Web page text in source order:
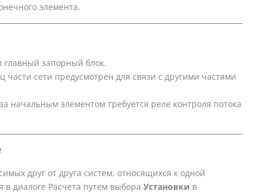
элемента.
запорный блок.
сети предусмотрен для связи с другими частями
начальным элементом требуется реле контроля потока
друг от друга систем, относящихся к одной
диалоге Расчета путем выбора Установки в